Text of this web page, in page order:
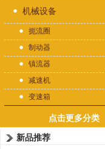
机械设备
扼流圈
制动器
镇流器
减速机
变速箱
点击更多分类
新品推荐